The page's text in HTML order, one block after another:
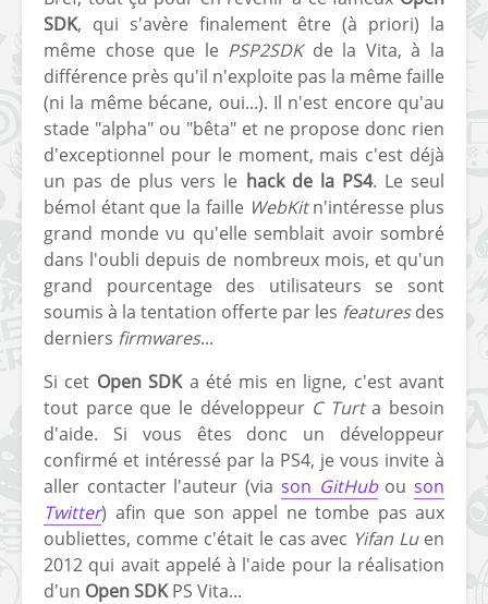
SDK, qui s'avère finalement être (à priori) la
même chose que le PSP2SDKde la Vita, à la
différence près qu'il n'exploite pas la même faille
(ni la même bécane, oui...). Il n'est encore qu'au
stade "alpha" ou "bêta" et ne propose donc rien
d'exceptionnel pour le moment, mais c'est déjà
un pas de plus vers le hack de la PS4. Le seul
bémol étant que la faille WebKitn'intéresse plus
grand monde vu qu'elle semblait avoir sombré
dans l'oubli depuis de nombreux mois, et qu'un
grand pourcentage des utilisateurs se sont
soumis à la tentation offerte par les featuresdes
derniers firmwares...
Si cet Open SDKa été mis en ligne, c'est avant
tout parce que le développeur C Turta besoin
d'aide. Si vous êtes donc un développeur
confirmé et intéressé par la PS4, je vous invite à
aller contacter l'auteur (via son GitHubouson
Twitter) afin que son appel ne tombe pas aux
oubliettes, comme c'était le cas avec Yifan Luen
2012 qui avait appelé à l'aide pour la réalisation
d'un Open SDKPS Vita...